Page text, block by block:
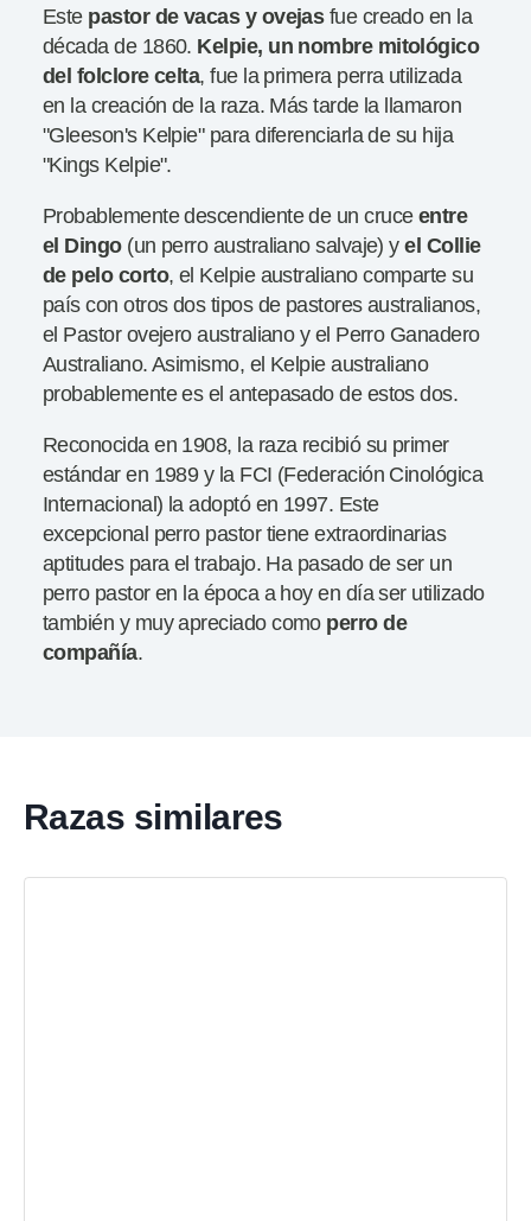
Este pastor de vacas y ovejasfue creado en la
década de 1860. Kelpie, un nombre mitológico
del folclore celta, fue la primera perra utilizada
en la creación de la raza. Más tarde la llamaron
"Gleeson's Kelpie" para diferenciarla de su hija
"Kings Kelpie".
Probablemente descendiente de un cruce entre
el Dingo(un perro australiano salvaje) yel Collie
de pelo corto, el Kelpie australiano comparte su
país con otros dos tipos de pastores australianos,
el Pastor ovejero australiano y el Perro Ganadero
Australiano. Asimismo, el Kelpie australiano
probablemente es el antepasado de estos dos.
Reconocida en 1908, la raza recibió su primer
estándar en 1989 y la FCI (Federación Cinológica
Internacional) la adoptó en 1997. Este
excepcional perro pastor tiene extraordinarias
aptitudes para el trabajo. Ha pasado de ser un
perro pastor en la época a hoy en día ser utilizado
también y muy apreciado como perro de
compañía.
Razas similares